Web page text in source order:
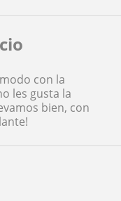
con la
les gusta la
bien, con